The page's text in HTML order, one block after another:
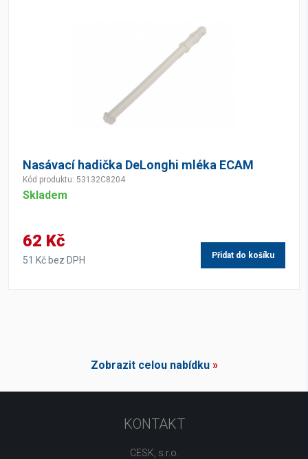
Nasávací hadička DeLonghi mléka ECAM
Kód produktu: 53132C8204
Skladem
62 Kč
51 Kč bez DPH Přidat do košíku
Zobrazit celou nabídku»
KONTAKT
CESK, s.r.o.